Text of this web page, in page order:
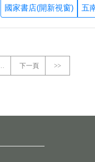
國家書店(開新視窗) 五
下一頁 >>